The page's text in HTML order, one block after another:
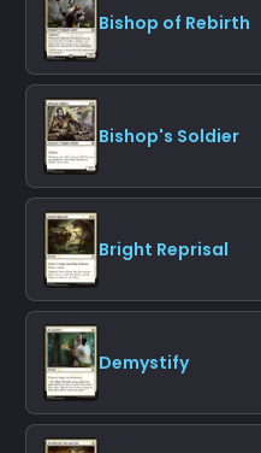
Bishop of Rebirth
Bishop's Soldier
Bright Reprisal
Demystify